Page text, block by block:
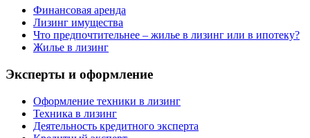
Финансовая аренда
Лизинг имущества
Что предпочтительнее – жилье в лизинг или в ипотеку?
Жилье в лизинг
Эксперты и оформление
Оформление техники в лизинг
Техника в лизинг
Деятельность кредитного эксперта